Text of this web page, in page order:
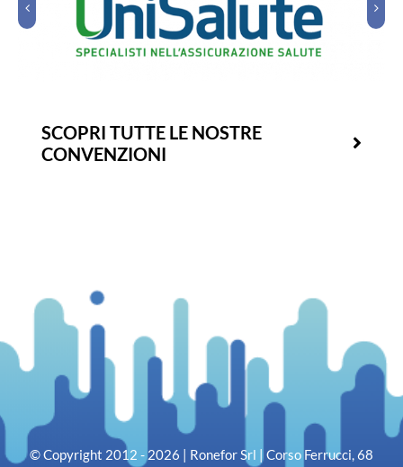
SCOPRI TUTTE LE NOSTRE
CONVENZIONI
© Copyright 2012 - 2026 | Ronefor Srl | Corso Ferrucci, 68